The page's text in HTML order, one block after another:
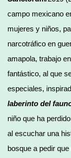
campo mexicano
mujeres y niños,
narcotráfico en
amapola, trabajo
fantástico, al que
especiales,
laberinto del
niño que ha
al escuchar una
bosque a pedir